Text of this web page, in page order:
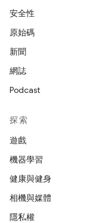
安全性
原始碼
新聞
網誌
Podcast
探索
遊戲
機器學習
健康與健身
相機與媒體
隱私權